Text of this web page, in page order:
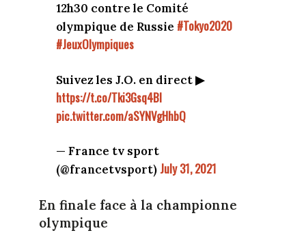
12h30 contre le Comité
olympique de Russie #Tokyo2020
#JeuxOlympiques
Suivez les J.O. en direct ▶
https://t.co/Tki3Gsq4BI
pic.twitter.com/aSYNVgHhbQ
— France tv sport
(@francetvsport) July 31, 2021
En finale face à la championne
olympique